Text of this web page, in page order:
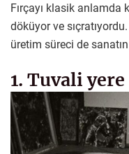
Fırçayı klasik anlamda
döküyor ve
üretim süreci de
1. Tuvali